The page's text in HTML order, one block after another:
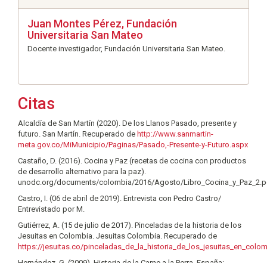
Juan Montes Pérez, Fundación
Universitaria San Mateo
Docente investigador, Fundación Universitaria San Mateo.
Citas
Alcaldía de San Martín (2020). De los Llanos Pasado, presente y
futuro. San Martín. Recuperado de http://www.sanmartin-
meta.gov.co/MiMunicipio/Paginas/Pasado,-Presente-y-Futuro.aspx
Castaño, D. (2016). Cocina y Paz (recetas de cocina con productos
de desarrollo alternativo para la paz).
unodc.org/documents/colombia/2016/Agosto/
Castro, I. (06 de abril de 2019). Entrevista con Pedro Castro/
Entrevistado por M.
Gutiérrez, A. (15 de julio de 2017). Pinceladas de la historia de los
Jesuitas en Colombia. Jesuitas Colombia. Recuperado de
https://jesuitas.co/